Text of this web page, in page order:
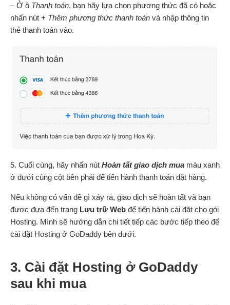
– Ở ô Thanh toán, bạn hãy lựa chọn phương thức đã có hoặc
nhấn nút + Thêm phương thức thanh toán và nhập thông tin
thẻ thanh toán vào.
5. Cuối cùng, hãy nhấn nút Hoàn tất giao dịch mua màu xanh
ở dưới cùng cột bên phải để tiến hành thanh toán đặt hàng.
Nếu không có vấn đề gì xảy ra, giao dịch sẽ hoàn tất và bạn
được đưa đến trang Lưu trữ Web để tiến hành cài đặt cho gói
Hosting. Mình sẽ hướng dẫn chi tiết tiếp các bước tiếp theo để
cài đặt Hosting ở GoDaddy bên dưới.
3. Cài đặt Hosting ở GoDaddy
sau khi mua